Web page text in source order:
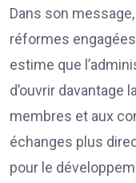
Dans son
réformes
estime que
d’ouvrir davantage
membres et aux
échanges plus
pour le